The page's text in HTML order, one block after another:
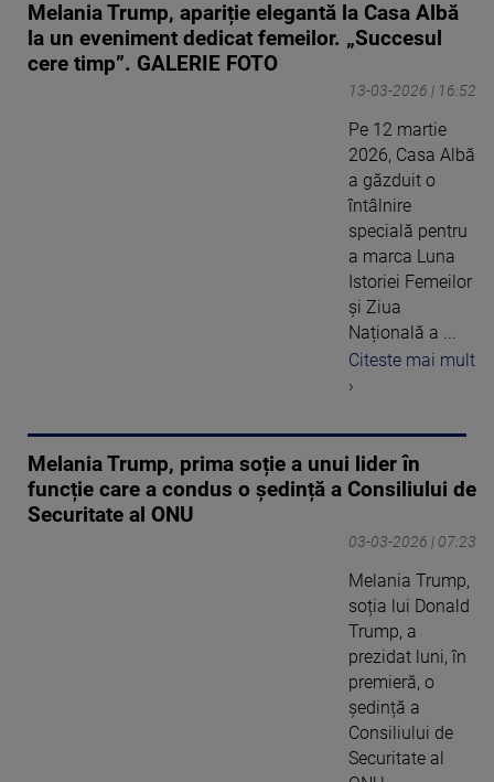
Melania Trump, apariție elegantă la Casa Albă
la un eveniment dedicat femeilor. „Succesul
cere timp”. GALERIE FOTO
13-03-2026 | 16:52
Pe 12 martie
2026, Casa Albă
a găzduit o
întâlnire
specială pentru
a marca Luna
Istoriei Femeilor
și Ziua
Națională a ...
Citeste mai mult
›
Melania Trump, prima soție a unui lider în
funcție care a condus o ședință a Consiliului de
Securitate al ONU
03-03-2026 | 07:23
Melania Trump,
soția lui Donald
Trump, a
prezidat luni, în
premieră, o
ședință a
Consiliului de
Securitate al